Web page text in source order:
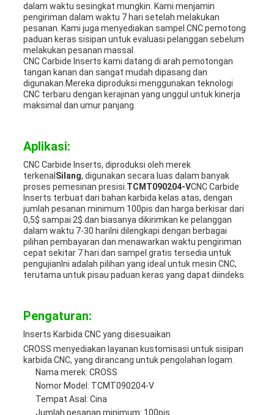
dalam waktu sesingkat mungkin. Kami menjamin
pengiriman dalam waktu 7 hari setelah melakukan
pesanan. Kami juga menyediakan sampel CNC pemotong
paduan keras sisipan untuk evaluasi pelanggan sebelum
melakukan pesanan massal.
CNC Carbide Inserts kami datang di arah pemotongan
tangan kanan dan sangat mudah dipasang dan
digunakan.Mereka diproduksi menggunakan teknologi
CNC terbaru dengan kerajinan yang unggul untuk kinerja
maksimal dan umur panjang.
Aplikasi:
CNC Carbide Inserts, diproduksi oleh merek
terkenal Silang, digunakan secara luas dalam banyak
proses pemesinan presisi.TCMT090204-VCNC Carbide
Inserts terbuat dari bahan karbida kelas atas, dengan
jumlah pesanan minimum 100pis dan harga berkisar dari
0,5$ sampai 2$.dan biasanya dikirimkan ke pelanggan
dalam waktu 7-30 hariIni dilengkapi dengan berbagai
pilihan pembayaran dan menawarkan waktu pengiriman
cepat sekitar 7 hari.dan sampel gratis tersedia untuk
pengujianIni adalah pilihan yang ideal untuk mesin CNC,
terutama untuk pisau paduan keras yang dapat diindeks.
Pengaturan:
Inserts Karbida CNC yang disesuaikan
CROSS menyediakan layanan kustomisasi untuk sisipan
karbida CNC, yang dirancang untuk pengolahan logam.
Nama merek: CROSS
Nomor Model: TCMT090204-V
Tempat Asal: Cina
Jumlah pesanan minimum: 100pis